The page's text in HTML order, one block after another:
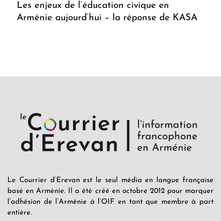
Les enjeux de l’éducation civique en
Arménie aujourd’hui – la réponse de KASA
Le Courrier d’Erevan est le seul média en langue française
basé en Arménie. Il a été créé en octobre 2012 pour marquer
l’adhésion de l’Arménie à l’OIF en tant que membre à part
entière.